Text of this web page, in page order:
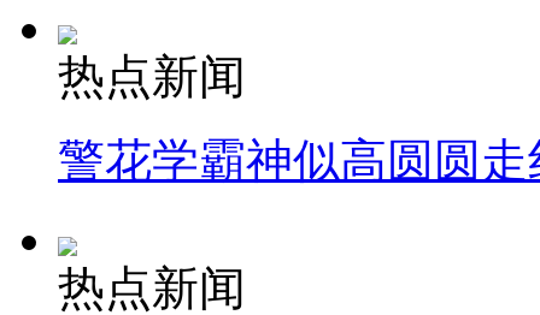
热点新闻
警花学霸神似高圆圆走
热点新闻